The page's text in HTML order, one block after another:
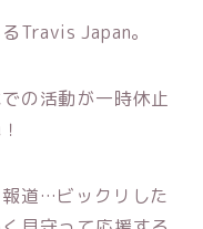
Travis Japan。
の活動が一時休止
道…ビックリした